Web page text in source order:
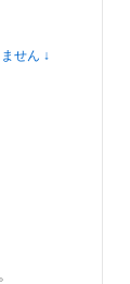
せん ↓